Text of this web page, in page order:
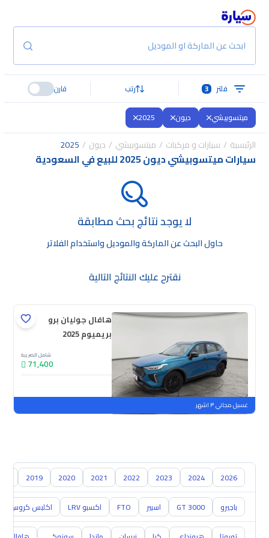
ابحث عن الماركة او الموديل
فلتر 3 رتب قارن
ميتسوبيشي ديون 2025
الرئيسية سيارات و مركبات ميتسوبيشي ديون 2025
سيارات ميتسوبيشي ديون 2025 للبيع في السعودية
لا يوجد نتائج بحث مطابقة
حاول البحث عن الماركة والموديل واستخدام الفلاتر
نقترح عليك النتائج التالية
هافال جوليان برو
بريميوم 2025
شامل الضريبة
71,400
جديدة
ملوحة
غسيل مجاني ٣ اشهر
2026
2024
2023
2022
2021
2020
2019
باجيرو GT 3000 اسبير FTO اكسبو LRV اكلبس كروس